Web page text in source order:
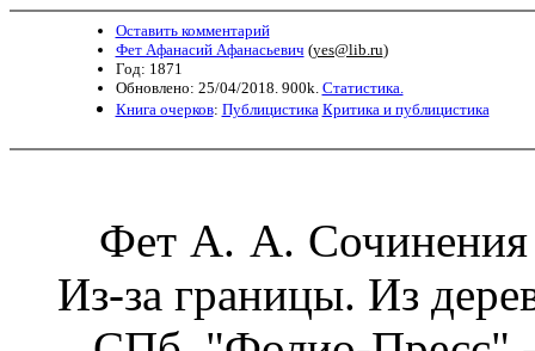
Оставить комментарий
Фет Афанасий Афанасьевич (yes@lib.ru)
Год: 1871
Обновлено: 25/04/2018. 900k. Статистика.
Книга очерков: Публицистика Критика и публицистика
Фет А. А. Сочинения
Из-за границы. Из